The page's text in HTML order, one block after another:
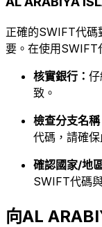
正確的SWIFT代碼
要。在使用SWIFT
核實銀行：
致。
檢查分支名稱
代碼，請確
確認國家/地
SWIFT代碼
向AL